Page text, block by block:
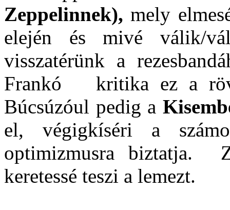
Zeppelinnek),mely
elején és mivé válik/
visszatérünk a
Frankó kritika ez a
Búcsúzóul pedig a
el, végigkíséri a
optimizmusra biztatja.
keretessé teszi a lemezt.